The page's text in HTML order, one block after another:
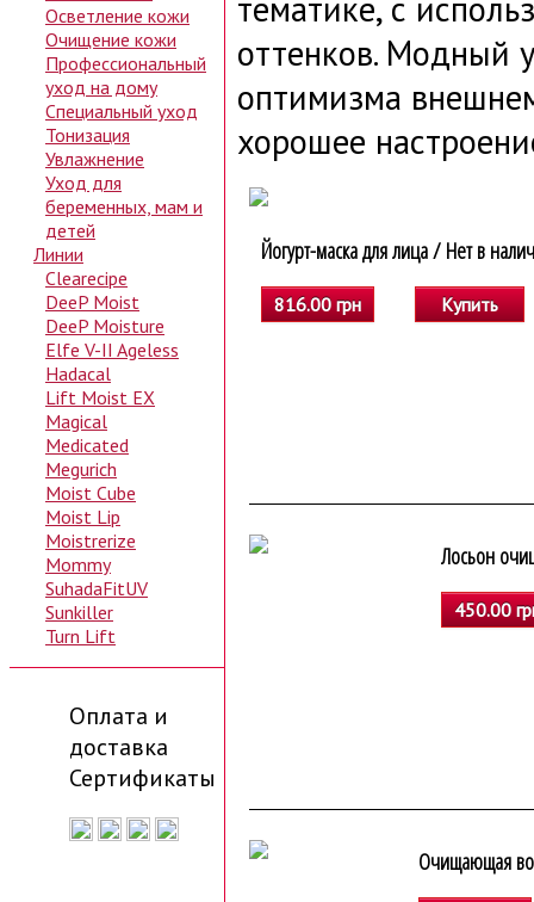
тематике, с
оттенков. Модный
оптимизма
хорошее
Йогурт-маска для лица / Нет в
816.00 грн Купить
Лосьон
450.00
Очищающая
Осветление кожи
Очищение кожи
Профессиональный
уход на дому
Специальный уход
Тонизация
Увлажнение
Уход для
беременных, мам и
детей
Линии
Clearecipe
DeeP Moist
DeeP Moisture
Elfe V-II Ageless
Hadacal
Lift Moist EX
Magical
Medicated
Megurich
Moist Cube
Moist Lip
Moistrerize
Mommy
SuhadaFitUV
Sunkiller
Turn Lift
Оплата и
доставка
Сертификаты